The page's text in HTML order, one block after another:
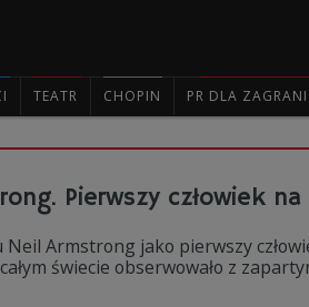
TEATR CHOPIN PR DLA
Pierwszy człowiek na
Neil Armstrong jako pierwszy
świecie obserwowało z